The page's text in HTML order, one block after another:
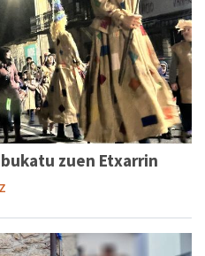
zuen Etxarrin